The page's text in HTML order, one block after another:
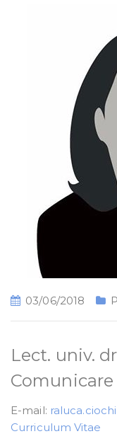
03/06/2018
Lect. univ.
E-mail:
Curriculum Vitae